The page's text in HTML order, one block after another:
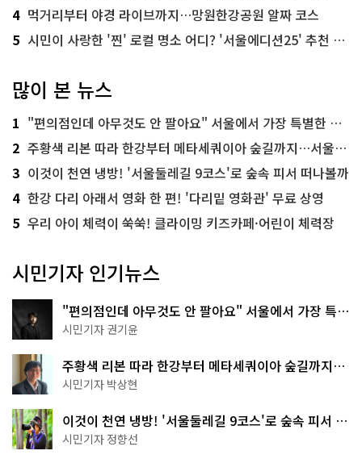
4 먹거리부터 야경 라이브까지…망원한강공원 알짜 코스
5 시민이 사랑한 '찐' 로컬 명소 어디? '서울에디션25' 추천 코스
많이 본 뉴스
1 "편의점인데 아무것도 안 팔아요" 서울에서 가장 특별한 편의점의 정체
2 주황색 리본 따라 한강부터 메타세쿼이아 숲길까지…서울둘레길 15코스
3 이것이 천연 냉방! '서울둘레길 9코스'로 숲속 피서 떠나볼까
4 한강 다리 아래서 영화 한 편! '다리밑 영화관' 무료 상영
5 우리 아이 체력이 쑥쑥! 클라이밍 키즈카페·어린이 체력장
시민기자 인기뉴스
"편의점인데 아무것도 안 팔아요" 서울에서 가장 특별
한 편의점의 정체
시민기자 권기윤
주황색 리본 따라 한강부터 메타세쿼이아 숲길까지…
서울둘레길 15코스
시민기자 박상현
이것이 천연 냉방! '서울둘레길 9코스'로 숲속 피서 떠
나볼까
시민기자 정향선